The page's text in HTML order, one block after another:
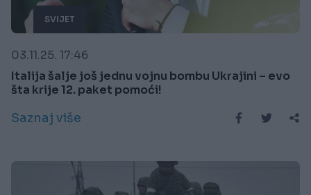
SVIJET
03.11.25. 17:46
Italija šalje još jednu vojnu bombu Ukrajini – evo
šta krije 12. paket pomoći!
Saznaj više